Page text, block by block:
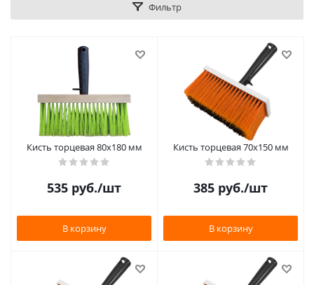
Фильтр
Кисть торцевая 80х180 мм
535 руб./шт
В корзину
Кисть торцевая 70х150 мм
385 руб./шт
В корзину